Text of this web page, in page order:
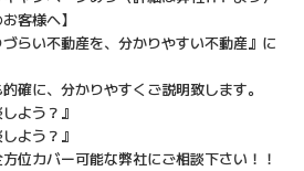
客様へ】
らい不動産を、分かりやすい不動産』に
確に、分かりやすくご説明致します。
よう？』
よう？』
位カバー可能な弊社にご相談下さい！！